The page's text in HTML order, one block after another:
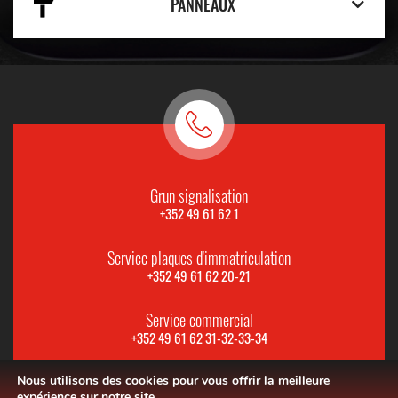
Grun signalisation
+352 49 61 62 1
Service plaques d'immatriculation
+352 49 61 62 20-21
Service commercial
+352 49 61 62 31-32-33-34
Nous utilisons des cookies pour vous offrir la meilleure